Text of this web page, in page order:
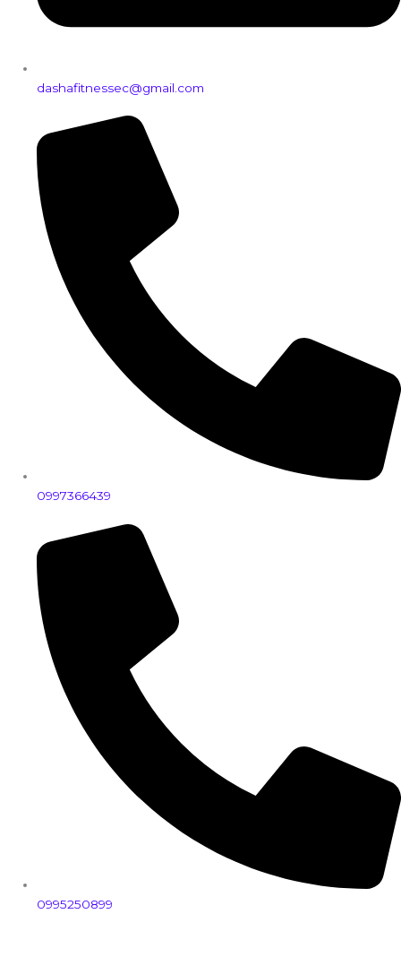
dashafitnessec@gmail.com
0997366439
0995250899